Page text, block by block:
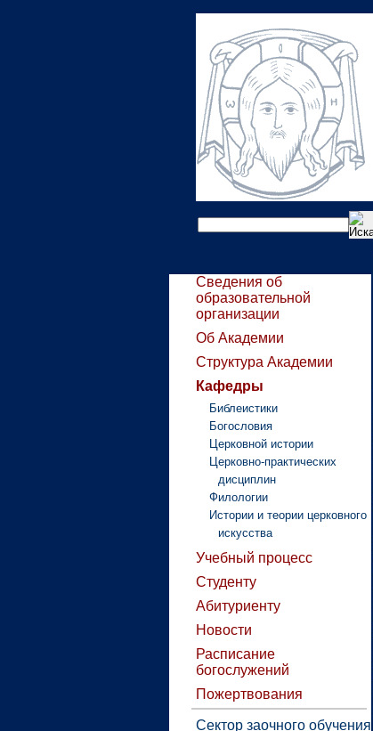
Сведения об
образовательной
организации
Об Академии
Структура Академии
Кафедры
Библеистики
Богословия
Церковной истории
Церковно-практических
дисциплин
Филологии
Истории и теории церковного
искусства
Учебный процесс
Студенту
Абитуриенту
Новости
Расписание
богослужений
Пожертвования
Сектор заочного обучения